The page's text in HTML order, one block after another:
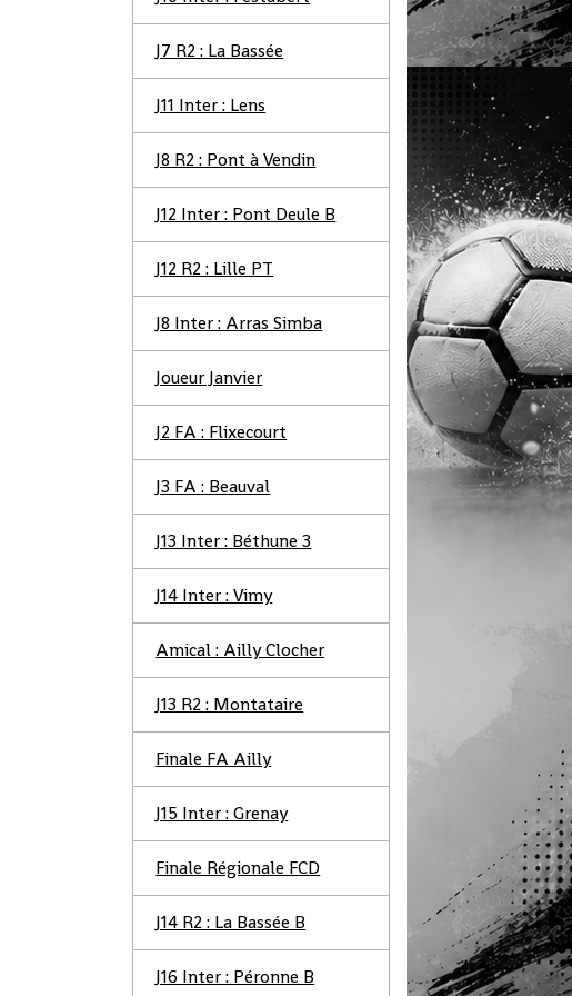
J7 R2 : La Bassée
J11 Inter : Lens
J8 R2 : Pont à Vendin
J12 Inter : Pont Deule B
J12 R2 : Lille PT
J8 Inter : Arras Simba
Joueur Janvier
J2 FA : Flixecourt
J3 FA : Beauval
J13 Inter : Béthune 3
J14 Inter : Vimy
Amical : Ailly Clocher
J13 R2 : Montataire
Finale FA Ailly
J15 Inter : Grenay
Finale Régionale FCD
J14 R2 : La Bassée B
J16 Inter : Péronne B